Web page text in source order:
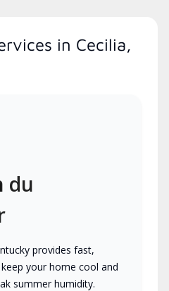
in Cecilia,
du
provides fast,
your home cool and
summer humidity.